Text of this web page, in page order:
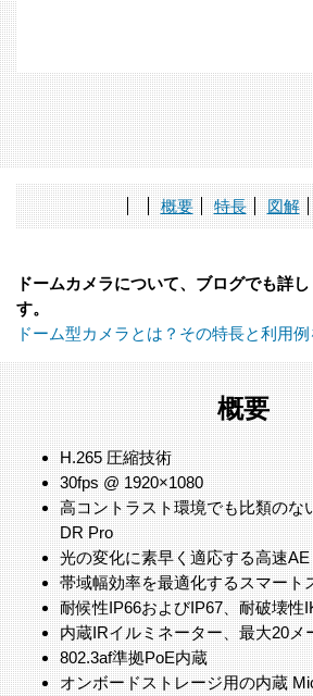
概要 特長 図解
ドームカメラについて、ブログでも詳
す。
ドーム型カメラとは？その特長と利用例
概要
H.265 圧縮技術
30fps @ 1920×1080
高コントラスト環境でも比類のな
DR Pro
光の変化に素早く適応する高速AE
帯域幅効率を最適化するスマート
耐候性IP66およびIP67、耐破壊性
内蔵IRイルミネーター、最大20メ
802.3af準拠PoE内蔵
オンボードストレージ用の内蔵